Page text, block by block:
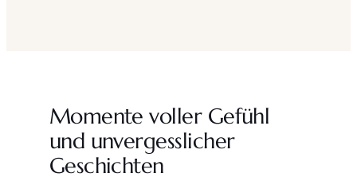
Momente voller Gefühl
und unvergesslicher
Geschichten